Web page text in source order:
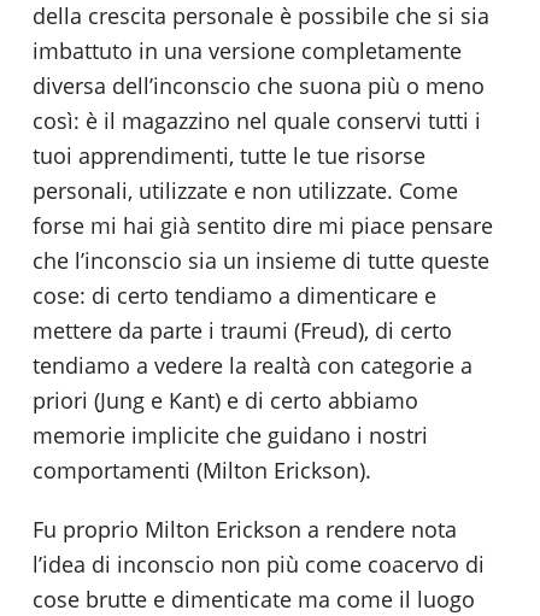
della crescita personale è possibile che si sia
imbattuto in una versione completamente
diversa dell’inconscio che suona più o meno
così: è il magazzino nel quale conservi tutti i
tuoi apprendimenti, tutte le tue risorse
personali, utilizzate e non utilizzate. Come
forse mi hai già sentito dire mi piace pensare
che l’inconscio sia un insieme di tutte queste
cose: di certo tendiamo a dimenticare e
mettere da parte i traumi (Freud), di certo
tendiamo a vedere la realtà con categorie a
priori (Jung e Kant) e di certo abbiamo
memorie implicite che guidano i nostri
comportamenti (Milton Erickson).
Fu proprio Milton Erickson a rendere nota
l’idea di inconscio non più come coacervo di
cose brutte e dimenticate ma come il luogo